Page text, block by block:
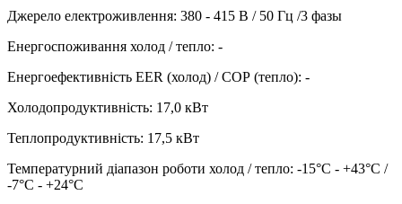
Джерело електроживлення: 380 - 415 В / 50 Гц /3 фазы
Енергоспоживання холод / тепло: -
Енергоефективність EER (холод) / СОР (тепло): -
Холодопродуктивність: 17,0 кВт
Теплопродуктивність: 17,5 кВт
Температурний діапазон роботи холод / тепло: -15°С - +43°С /
-7°С - +24°С